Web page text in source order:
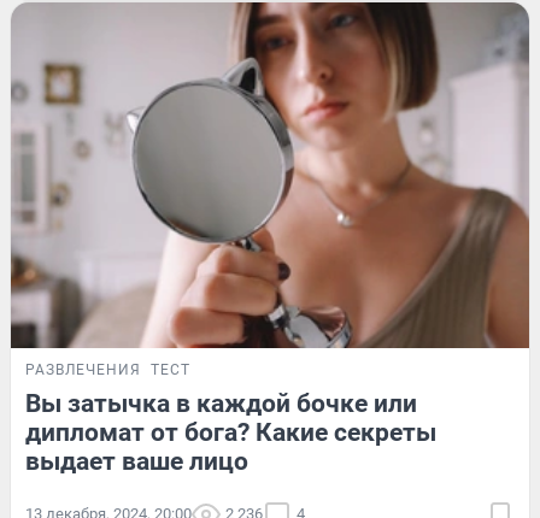
РАЗВЛЕЧЕНИЯ ТЕСТ
Вы затычка в каждой бочке или
дипломат от бога? Какие секреты
выдает ваше лицо
13 декабря, 2024, 20:00 2 236 4